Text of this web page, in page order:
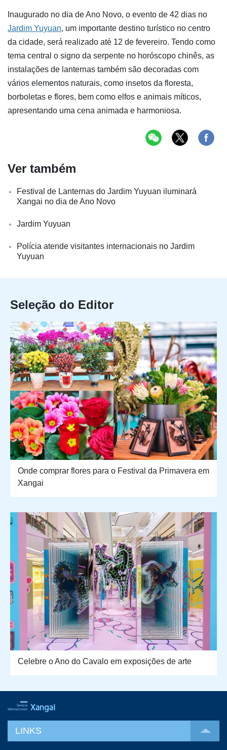
Inaugurado no dia de Ano Novo, o evento de 42 dias no
Jardim Yuyuan, um importante destino turístico no centro
da cidade, será realizado até 12 de fevereiro. Tendo como
tema central o signo da serpente no horóscopo chinês, as
instalações de lanternas também são decoradas com
vários elementos naturais, como insetos da floresta,
borboletas e flores, bem como elfos e animais míticos,
apresentando uma cena animada e harmoniosa.
Ver também
Festival de Lanternas do Jardim Yuyuan iluminará
Xangai no dia de Ano Novo
Jardim Yuyuan
Polícia atende visitantes internacionais no Jardim
Yuyuan
Seleção do Editor
Onde comprar flores para o Festival da Primavera em
Xangai
Celebre o Ano do Cavalo em exposições de arte
LINKS